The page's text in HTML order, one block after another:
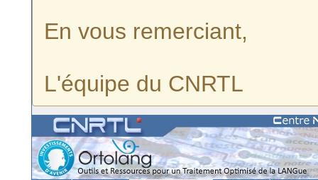
En vous remerciant,
L'équipe du CNRTL